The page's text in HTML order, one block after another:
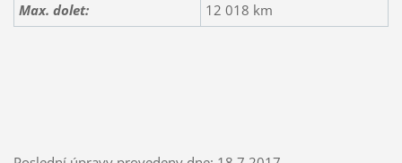
Max. dolet:
12 018 km